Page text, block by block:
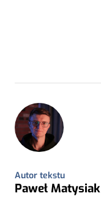
Autor tekstu
Paweł Matysiak